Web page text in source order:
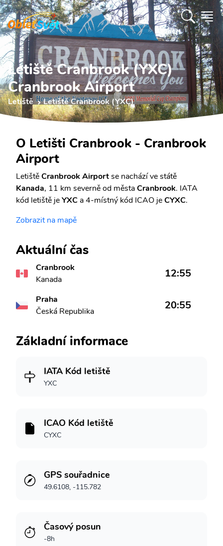
Letiště Cranbrook (YXC)
Cranbrook Airport
Letiště Letiště Cranbrook (YXC)
O Letišti Cranbrook - Cranbrook
Airport
LetištěCranbrook Airportse nachází ve státě
Kanada, 11 km severně od městaCranbrook. IATA
kód letiště jeYXC a 4-místný kód ICAO jeCYXC.
Zobrazit na mapě
Aktuální čas
Cranbrook
Kanada
12:55
Praha
Česká Republika
20:55
Základní informace
IATA Kód letiště
YXC
ICAO Kód letiště
CYXC
GPS souřadnice
49.6108, -115.782
Časový posun
-8h